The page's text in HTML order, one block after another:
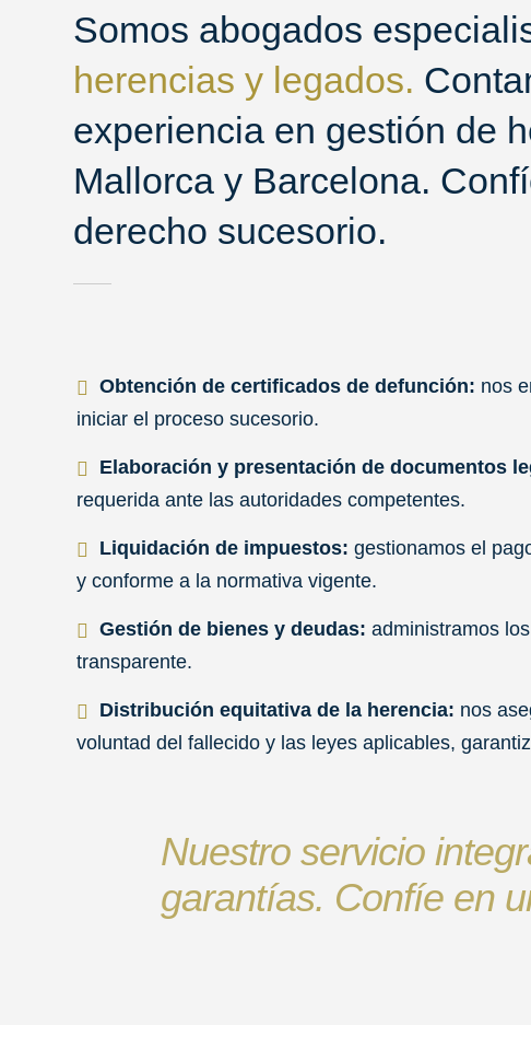
Somos abogados
herencias y legados.
experiencia en gestión de
Mallorca y Barcelona.
derecho sucesorio.
Obtención de certificados de defunción: nos
iniciar el proceso sucesorio.
Elaboración y presentación de documentos
requerida ante las autoridades competentes.
Liquidación de impuestos: gestionamos el
y conforme a la normativa vigente.
Gestión de bienes y deudas: administramos
transparente.
Distribución equitativa de la herencia: nos
voluntad del fallecido y las leyes aplicables,
Nuestro servicio
garantías. Confíe en